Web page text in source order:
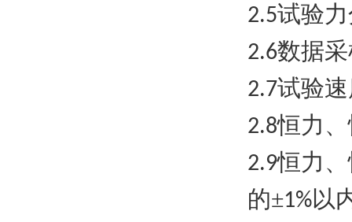
2.5试验
2.6数据
2.7试验
2.8恒力
2.9恒力
的±1%以